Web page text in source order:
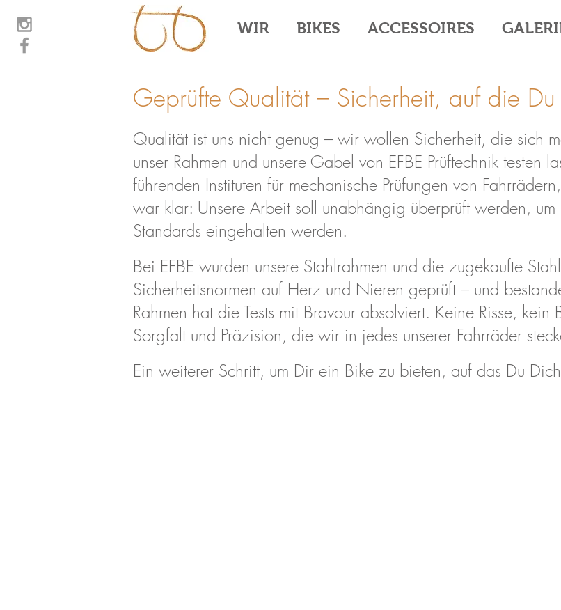
WIR BIKES ACCESSOIRES
Geprüfte Qualität – Sicherheit, auf die Du
Qualität ist uns nicht genug – wir wollen Sicherheit, die sich
unser Rahmen und unsere Gabel von EFBE Prüftechnik testen
führenden Instituten für mechanische Prüfungen von
war klar: Unsere Arbeit soll unabhängig überprüft werden, um
Standards eingehalten werden.
Bei EFBE wurden unsere Stahlrahmen und die zugekaufte
Sicherheitsnormen auf Herz und Nieren geprüft – und
Rahmen hat die Tests mit Bravour absolviert. Keine Risse,
Sorgfalt und Präzision, die wir in jedes unserer Fahrräder
Ein weiterer Schritt, um Dir ein Bike zu bieten, auf das Du